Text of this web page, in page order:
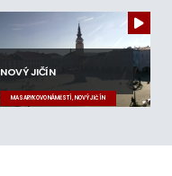
NOVÝ JIČÍN
MASARYKOVO NÁMĚSTÍ, NOVÝ JIČÍN